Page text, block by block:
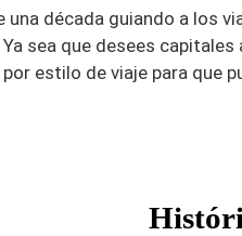
una década guiando a los
sea que desees
estilo de viaje para que